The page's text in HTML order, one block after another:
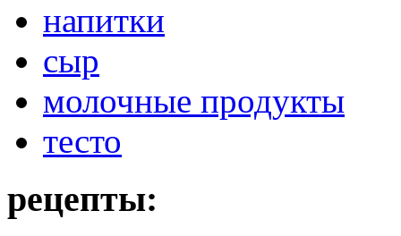
напитки
сыр
молочные продукты
тесто
рецепты: